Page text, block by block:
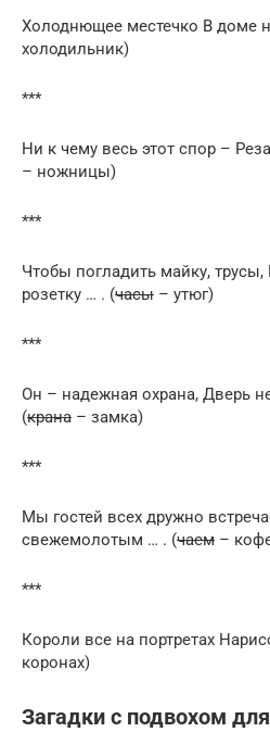
Холоднющее местечко В доме
холодильник)
***
Ни к чему весь этот спор –
– ножницы)
***
Чтобы погладить майку,
розетку … . (часы – утюг)
***
Он – надежная охрана, Дверь
(крана – замка)
***
Мы гостей всех дружно
свежемолотым … . (чаем –
***
Короли все на портретах
коронах)
Загадки с подвохом